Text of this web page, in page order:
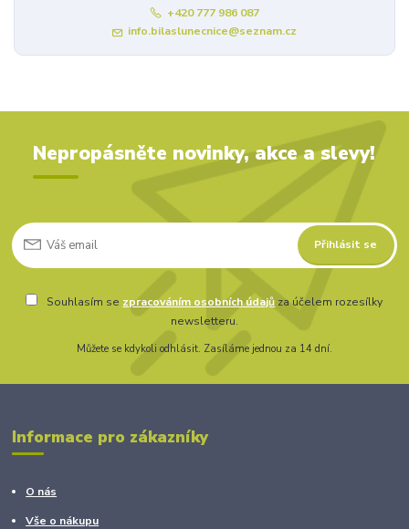
+420 777 986 087
info.bilaslunecnice@seznam.cz
Nepropásněte novinky, akce a slevy!
Přihlásit se
Souhlasím se zpracováním osobních údajů za účelem rozesílky
newsletteru.
Můžete se kdykoli odhlásit. Zasíláme jednou za 14 dní.
Informace pro zákazníky
O nás
Vše o nákupu